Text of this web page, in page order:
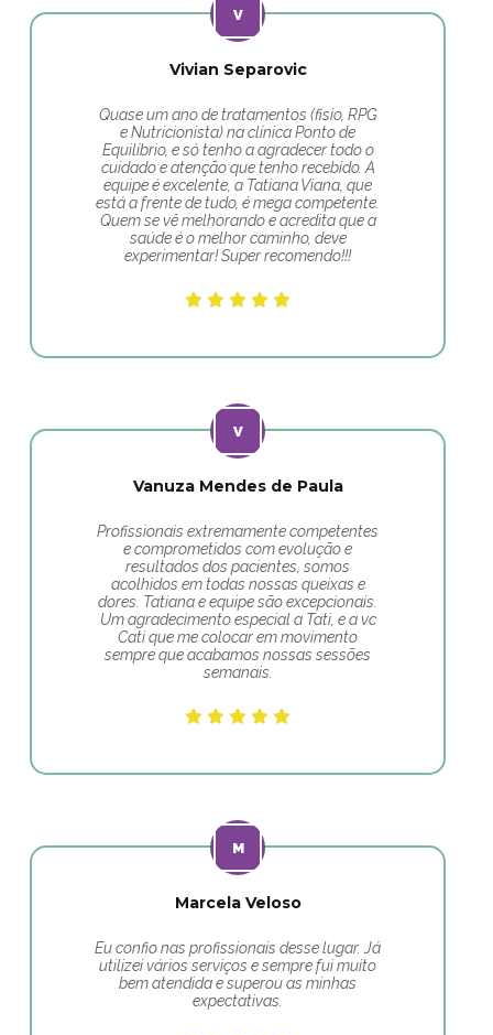
Vivian Separovic
Quase um ano de tratamentos (fisio, RPG
e Nutricionista) na clínica Ponto de
Equilíbrio, e só tenho a agradecer todo o
cuidado e atenção que tenho recebido. A
equipe é excelente, a Tatiana Viana, que
está a frente de tudo, é mega competente.
Quem se vê melhorando e acredita que a
saúde é o melhor caminho, deve
experimentar! Super recomendo!!!
Vanuza Mendes de Paula
Profissionais extremamente competentes
e comprometidos com evolução e
resultados dos pacientes, somos
acolhidos em todas nossas queixas e
dores. Tatiana e equipe são excepcionais.
Um agradecimento especial a Tati, e a vc
Cati que me colocar em movimento
sempre que acabamos nossas sessões
semanais.
Marcela Veloso
Eu confio nas profissionais desse lugar. Já
utilizei vários serviços e sempre fui muito
bem atendida e superou as minhas
expectativas.